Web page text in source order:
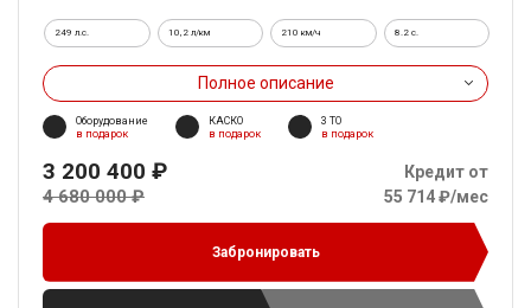
249 л.с. 10,2 л/км 210 км/ч 8.2 c.
Полное описание
Оборудование
в подарок
КАСКО
в подарок
3 ТО
в подарок
3 200 400 ₽
4 680 000 ₽
Кредит от
55 714 ₽/мес
Забронировать